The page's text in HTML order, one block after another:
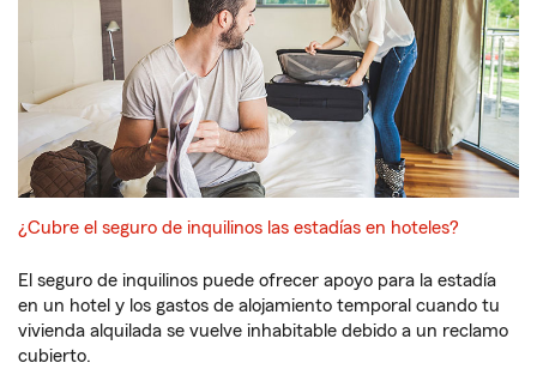
¿Cubre el seguro de inquilinos las estadías en hoteles?
El seguro de inquilinos puede ofrecer apoyo para la estadía
en un hotel y los gastos de alojamiento temporal cuando tu
vivienda alquilada se vuelve inhabitable debido a un reclamo
cubierto.